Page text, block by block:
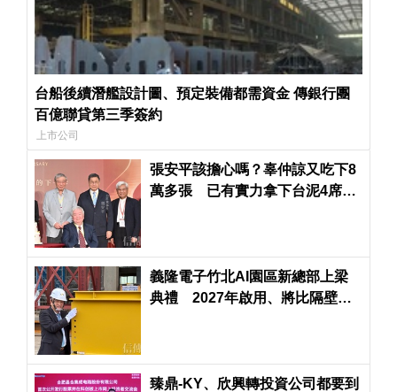
台船後續潛艦設計圖、預定裝備都需資金 傳銀行團
百億聯貸第三季簽約
上市公司
張安平該擔心嗎？辜仲諒又吃下8
萬多張 已有實力拿下台泥4席董
義隆電子竹北AI園區新總部上梁
典禮 2027年啟用、將比隔壁緯
臻鼎-KY、欣興轉投資公司都要到